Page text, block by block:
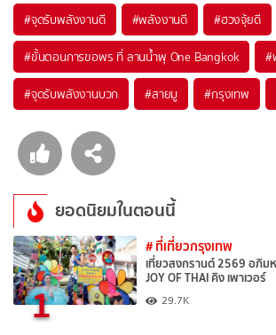
#จุดรับพลังงานดี #พลังงานดี #ฮวงจุ้ยดี
#ขั้นตอนการขอพร ที่ ลานน้ำพุ One Bangkok #
#จุดรับพลังงานบวก #สายมู #กรุงเทพ
ยอดนิยมในตอนนี้
1
# ที่เที่ยวกรุงเทพ
เที่ยวสงกรานต์ 2569 อภิม
JOY OF THAI คิง เพาเวอร์
29.7K